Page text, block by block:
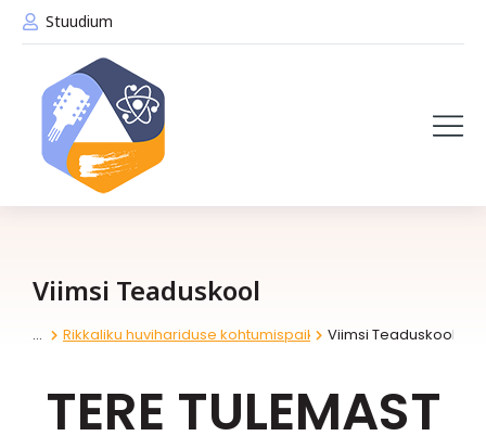
Stuudium
Viimsi Teaduskool
You are here:
Rikkaliku huvihariduse kohtumispaik Viimsi Teaduskool
TERE TULEMAST